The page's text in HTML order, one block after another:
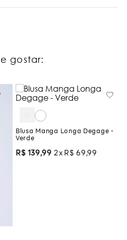
gostar:
Blusa Manga Longa Degage -
Verde
R$ 139,99 2 R$ 69 ,99